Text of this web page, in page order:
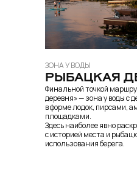
ЗОНА У ВОДЫ
РЫБАЦКАЯ
Финальной точкой
деревня» — зона у воды
в форме лодок, пирсами,
площадками.
Здесь наиболее явно
с историей места и
использования берега.